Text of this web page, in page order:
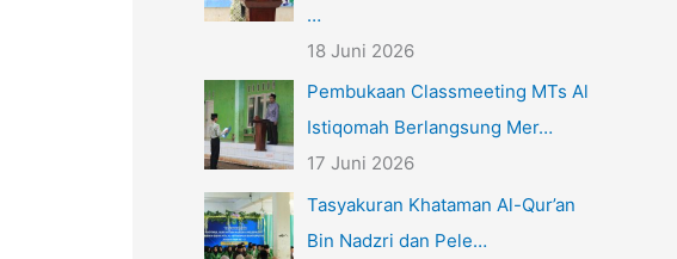
…
18 Juni 2026
Pembukaan Classmeeting MTs Al
Istiqomah Berlangsung Mer…
17 Juni 2026
Tasyakuran Khataman Al-Qur’an
Bin Nadzri dan Pele…